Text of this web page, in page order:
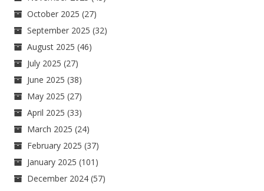
October 2025 (27)
September 2025 (32)
August 2025 (46)
July 2025 (27)
June 2025 (38)
May 2025 (27)
April 2025 (33)
March 2025 (24)
February 2025 (37)
January 2025 (101)
December 2024 (57)